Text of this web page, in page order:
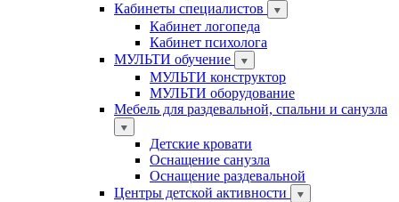
Кабинеты специалистов
Кабинет логопеда
Кабинет психолога
МУЛЬТИ обучение
МУЛЬТИ конструктор
МУЛЬТИ оборудование
Мебель для раздевальной, спальни и санузла
Детские кровати
Оснащение санузла
Оснащение раздевальной
Центры детской активности